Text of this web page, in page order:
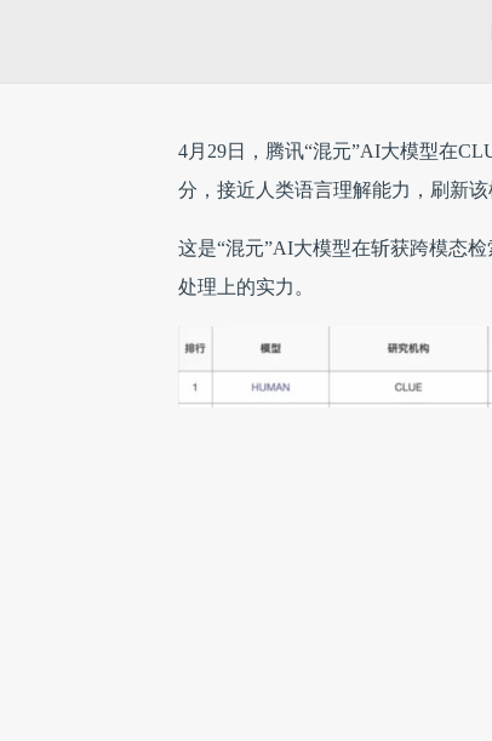
4月29日，腾讯“混元”AI大模型在
分，接近人类语言理解能力，刷新该
这是“混元”AI大模型在斩获跨模态
处理上的实力。